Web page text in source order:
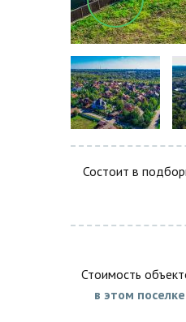
Состоит в
Стоимость
в этом поселке